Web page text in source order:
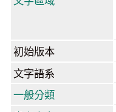
初始版本
文字語系
一般分類